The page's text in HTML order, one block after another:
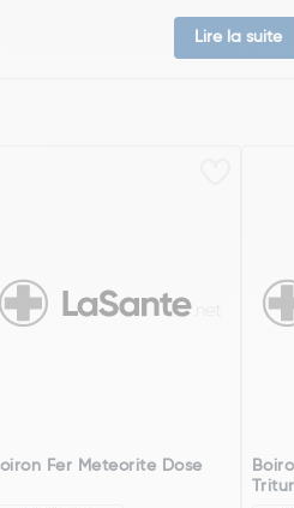
Lire la suite
Fer Meteorite Dose